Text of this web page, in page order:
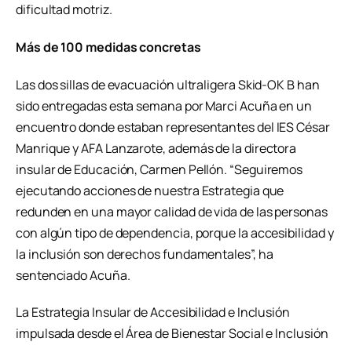
dificultad motriz.
Más de 100 medidas concretas
Las dos sillas de evacuación ultraligera Skid-OK B han
sido entregadas esta semana por Marci Acuña en un
encuentro donde estaban representantes del IES César
Manrique y AFA Lanzarote, además de la directora
insular de Educación, Carmen Pellón. “Seguiremos
ejecutando acciones de nuestra Estrategia que
redunden en una mayor calidad de vida de las personas
con algún tipo de dependencia, porque la accesibilidad y
la inclusión son derechos fundamentales”, ha
sentenciado Acuña.
La Estrategia Insular de Accesibilidad e Inclusión
impulsada desde el Área de Bienestar Social e Inclusión